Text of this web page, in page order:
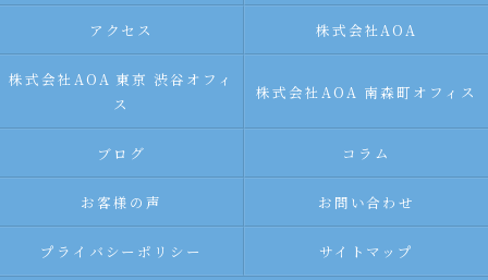
アクセス 株式会社AOA
株式会社AOA 東京 渋谷オフィ
ス
株式会社AOA 南森町オフィス
ブログ コラム
お客様の声 お問い合わせ
プライバシーポリシー サイトマップ